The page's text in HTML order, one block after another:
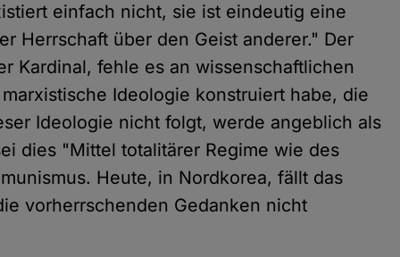
einfach nicht, sie ist eindeutig eine
Herrschaft über den Geist anderer." Der
Kardinal, fehle es an wissenschaftlichen
Ideologie konstruiert habe, die
Ideologie nicht folgt, werde angeblich als
dies "Mittel totalitärer Regime wie des
Heute, in Nordkorea, fällt das
vorherrschenden Gedanken nicht